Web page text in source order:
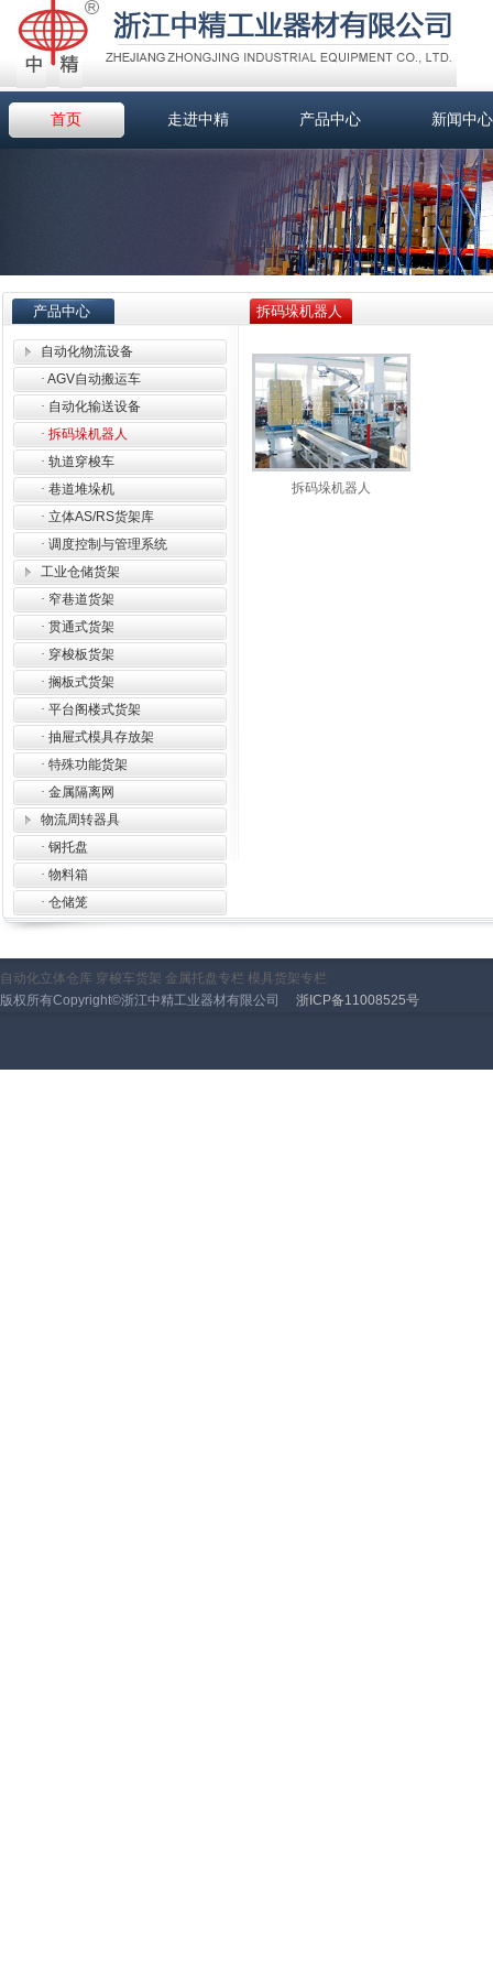
首页 走进中精 产品中心 新闻中心
产品中心
自动化物流设备
· AGV自动搬运车
· 自动化输送设备
· 拆码垛机器人
· 轨道穿梭车
· 巷道堆垛机
· 立体AS/RS货架库
· 调度控制与管理系统
工业仓储货架
· 窄巷道货架
· 贯通式货架
· 穿梭板货架
· 搁板式货架
· 平台阁楼式货架
· 抽屉式模具存放架
· 特殊功能货架
· 金属隔离网
物流周转器具
· 钢托盘
· 物料箱
· 仓储笼
拆码垛机器人
拆码垛机器人
自动化立体仓库 穿梭车货架 金属托盘专栏 模具货架专栏
版权所有Copyright©浙江中精工业器材有限公司
浙ICP备11008525号